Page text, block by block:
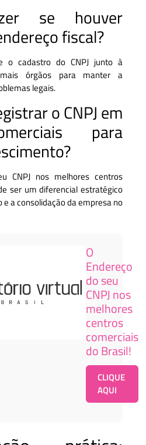
se houver
fiscal?
o cadastro do CNPJ junto à
órgãos para manter a
legais.
o CNPJ em
para
CNPJ nos melhores centros
ser um diferencial estratégico
a consolidação da empresa no
O
Endereço
do seu
CNPJ nos
melhores
centros
comerciais
do Brasil!
CLIQUE
AQUI